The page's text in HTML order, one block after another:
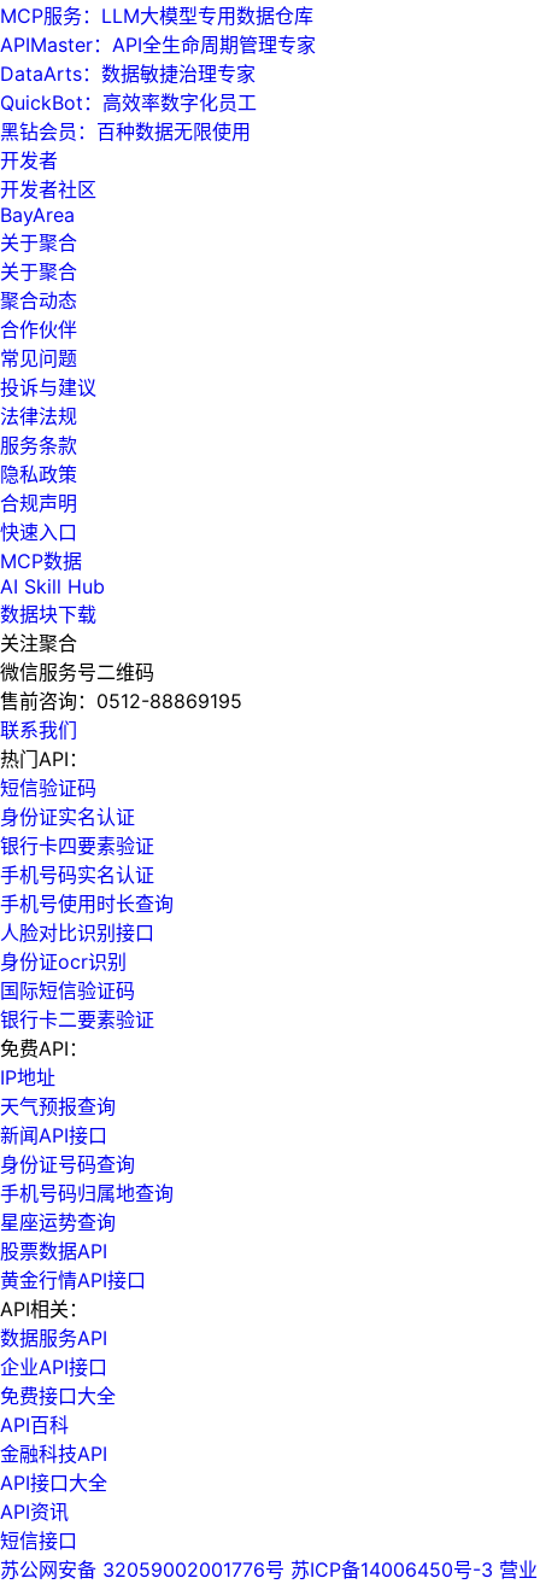
MCP服务：LLM大模型专用数据仓库
APIMaster：API全生命周期管理专家
DataArts：数据敏捷治理专家
QuickBot：高效率数字化员工
黑钻会员：百种数据无限使用
开发者
开发者社区
BayArea
关于聚合
关于聚合
聚合动态
合作伙伴
常见问题
投诉与建议
法律法规
服务条款
隐私政策
合规声明
快速入口
MCP数据
AI Skill Hub
数据块下载
关注聚合
微信服务号二维码
售前咨询： 0512-88869195
联系我们
热门API：
短信验证码
身份证实名认证
银行卡四要素验证
手机号码实名认证
手机号使用时长查询
人脸对比识别接口
身份证ocr识别
国际短信验证码
银行卡二要素验证
免费API：
IP地址
天气预报查询
新闻API接口
身份证号码查询
手机号码归属地查询
星座运势查询
股票数据API
黄金行情API接口
API相关：
数据服务API
企业API接口
免费接口大全
API百科
金融科技API
API接口大全
API资讯
短信接口
苏公网安备 32059002001776号 苏ICP备14006450号-3 营业